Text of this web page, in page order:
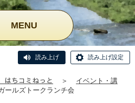
MENU
読み上げ 読み上げ設定
はちコミねっと ＞
イベント・講
ールズトークランチ会